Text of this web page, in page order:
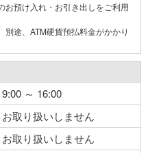
お預け入れ・お引き出しをご利用
途、ATM硬貨預払料金がかかり
9:00 ～ 16:00
お取り扱いしません
お取り扱いしません